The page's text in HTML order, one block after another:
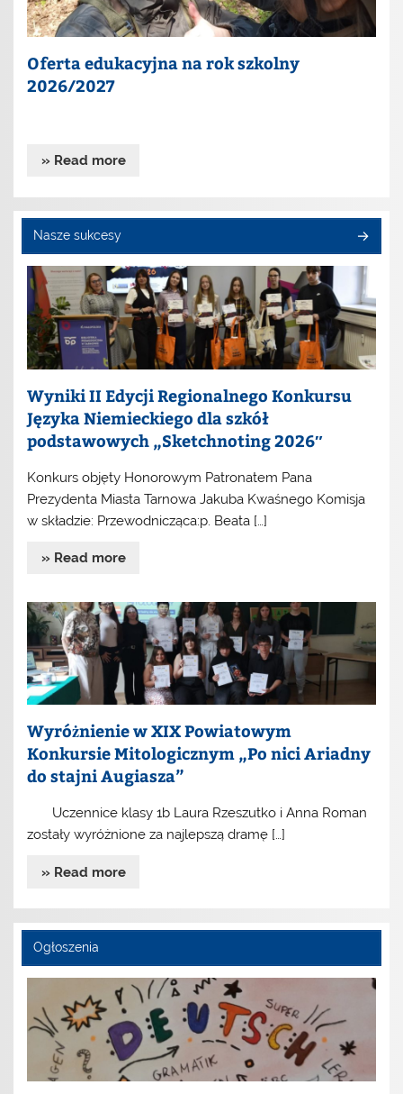
Oferta edukacyjna na rok szkolny
2026/2027
» Read more
Nasze sukcesy
Wyniki II Edycji Regionalnego Konkursu
Języka Niemieckiego dla szkół
podstawowych „Sketchnoting 2026″
Konkurs objęty Honorowym Patronatem Pana
Prezydenta Miasta Tarnowa Jakuba Kwaśnego Komisja
w składzie: Przewodnicząca:p. Beata […]
» Read more
Wyróżnienie w XIX Powiatowym
Konkursie Mitologicznym „Po nici Ariadny
do stajni Augiasza”
Uczennice klasy 1b Laura Rzeszutko i Anna Roman
zostały wyróżnione za najlepszą dramę […]
» Read more
Ogłoszenia